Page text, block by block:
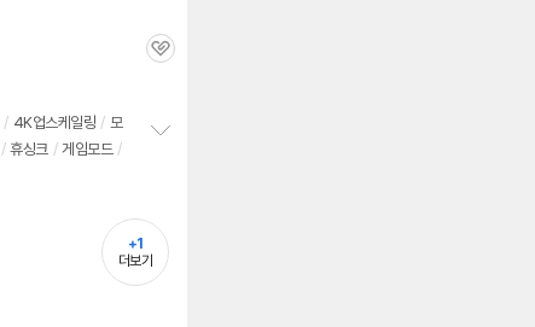
관
/ 4K업스케일링 / 모
/ 휴싱크 / 게임모드 /
기
+1
더보기